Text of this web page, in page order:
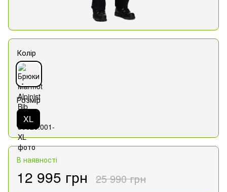
Колір
Розмір
XL
В наявності
12 995 грн 25 990 грн